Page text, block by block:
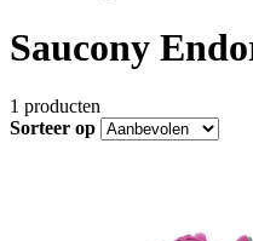
Saucony
1 producten
Sorteer op